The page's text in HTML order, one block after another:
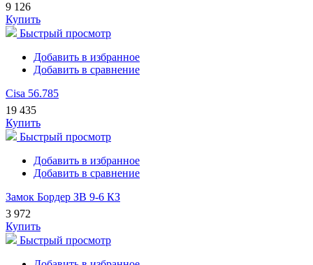
9 126
Купить
Быстрый просмотр
Добавить в избранное
Добавить в сравнение
Cisa 56.785
19 435
Купить
Быстрый просмотр
Добавить в избранное
Добавить в сравнение
Замок Бордер ЗВ 9-6 КЗ
3 972
Купить
Быстрый просмотр